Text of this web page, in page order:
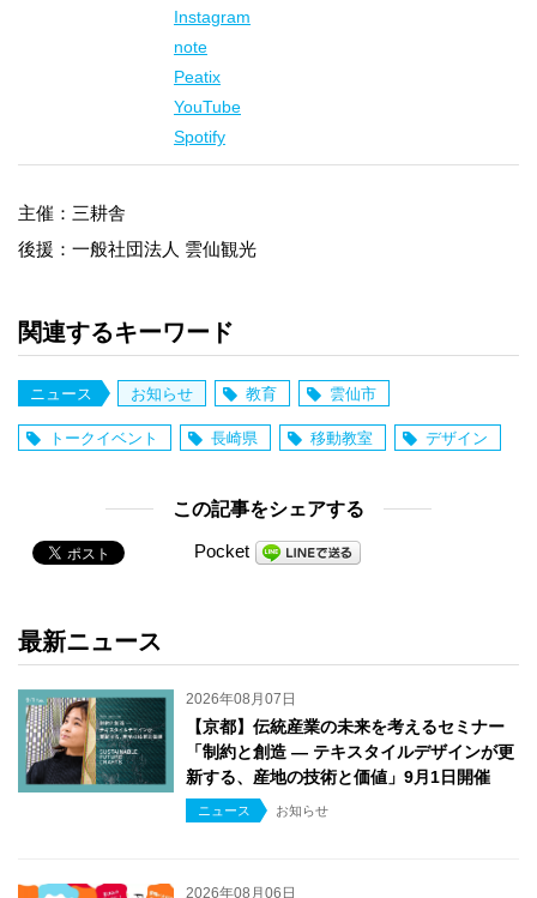
Instagram
note
Peatix
YouTube
Spotify
主催：三耕舎
後援：一般社団法人 雲仙観光
関連するキーワード
ニュース お知らせ 教育 雲仙市
トークイベント 長崎県 移動教室 デザイン
この記事をシェアする
Pocket
最新ニュース
2026年08月07日
【京都】伝統産業の未来を考えるセミナー
「制約と創造 ― テキスタイルデザインが更
新する、産地の技術と価値」9月1日開催
ニュース お知らせ
2026年08月06日